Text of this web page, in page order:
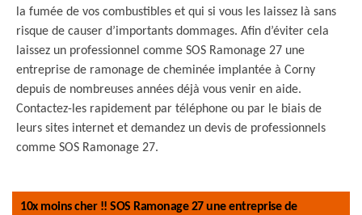
la fumée de vos combustibles et qui si vous les laissez là sans
risque de causer d’importants dommages. Afin d’éviter cela
laissez un professionnel comme SOS Ramonage 27 une
entreprise de ramonage de cheminée implantée à Corny
depuis de nombreuses années déjà vous venir en aide.
Contactez-les rapidement par téléphone ou par le biais de
leurs sites internet et demandez un devis de professionnels
comme SOS Ramonage 27.
10x moins cher !! SOS Ramonage 27 une entreprise de